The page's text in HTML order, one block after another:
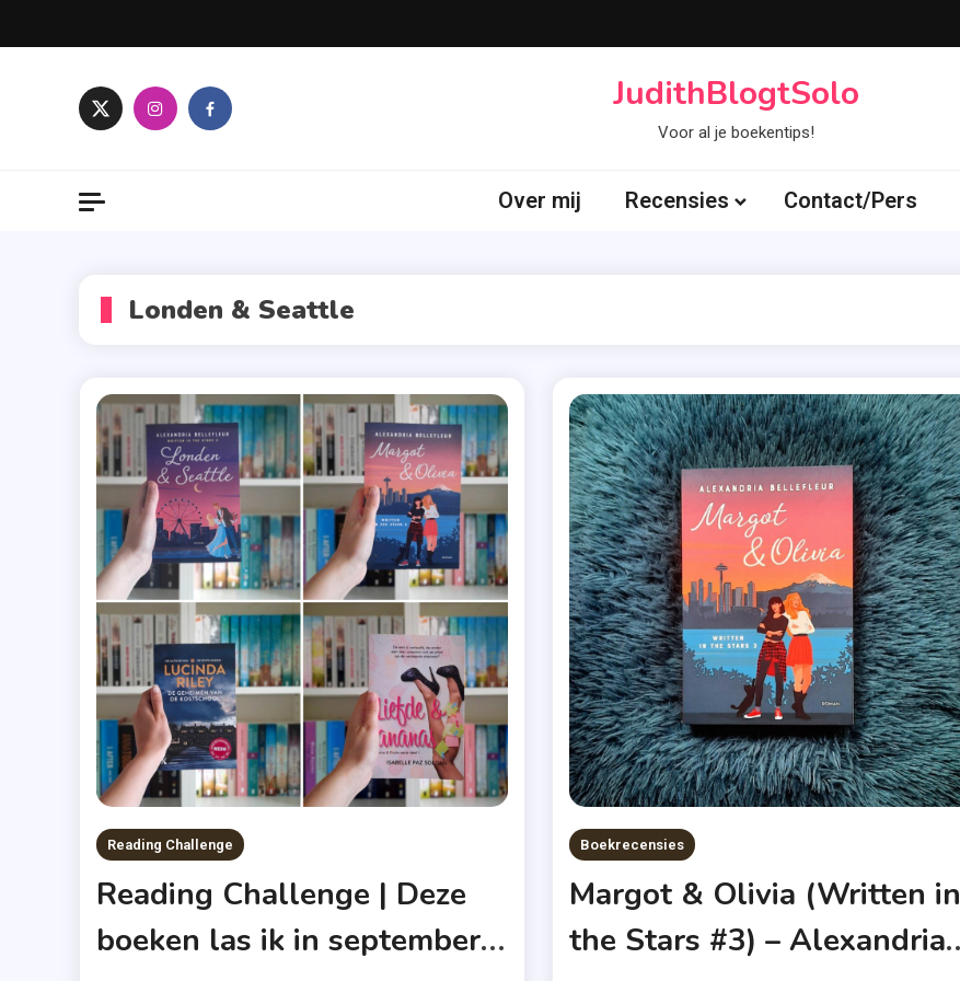
to
JudithBlogtSolo
Voor al je boekentips!
Over mij Recensies Contact/Pers
Londen & Seattle
Reading Challenge
Reading Challenge | Deze
boeken las ik in september
Boekrecensies
Margot & Olivia (Written in
the Stars #3) – Alexandria